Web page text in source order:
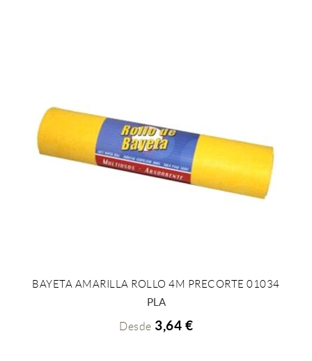
+ INFO
BAYETA AMARILLA ROLLO 4M PRECORTE 01034
PLA
Desde 3,64 €